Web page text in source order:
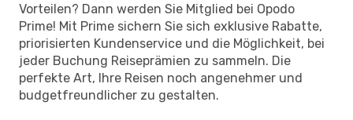
Vorteilen? Dann werden Sie Mitglied bei Opodo
Prime! Mit Prime sichern Sie sich exklusive Rabatte,
priorisierten Kundenservice und die Möglichkeit, bei
jeder Buchung Reiseprämien zu sammeln. Die
perfekte Art, Ihre Reisen noch angenehmer und
budgetfreundlicher zu gestalten.